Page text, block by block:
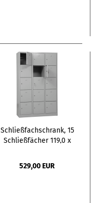
Schließfachschrank, 15
Schließfächer 119,0 x
529,00 EUR